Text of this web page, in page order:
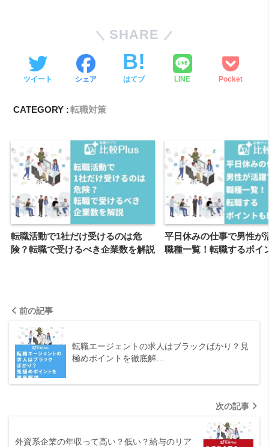
SHARE
ツイート シェア はてブ LINE Pocket
CATEGORY :転職対策
転職活動で1社だけ受けるのは危
険？転職で受けるべき企業数を解説
平日休みの仕事で男性が
職種一覧！転職するポイ
前の記事
転職エージェントの求人はブラックばかり？見
極めポイントを徹底解…
次の記事
外資系企業の年収って高い？低い？給与のリア